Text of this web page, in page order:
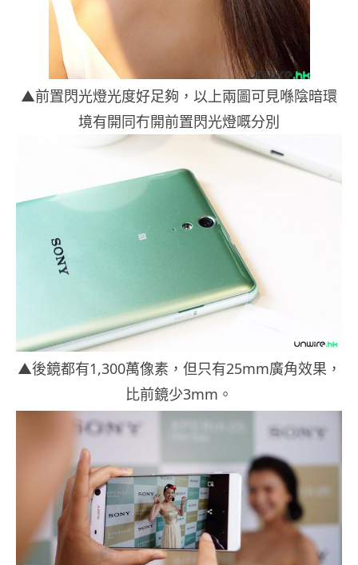
▲前置閃光燈光度好足夠，以上兩圖可見喺陰暗環
境有開同冇開前置閃光燈嘅分別
▲後鏡都有1,300萬像素，但只有25mm廣角效果，
比前鏡少3mm。